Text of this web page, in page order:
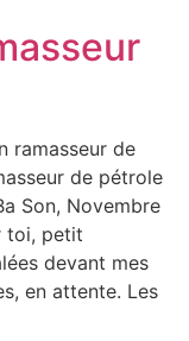
ramasseur de
de pétrole
Son, Novembre
toi, petit
devant mes
en attente. Les